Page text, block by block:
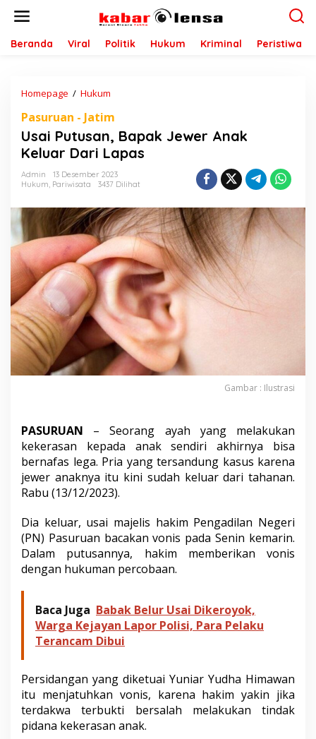
Beranda Viral Politik Hukum Kriminal Peristiwa
Homepage / Hukum
a
P
u
t
u
a
n
,
a
p
a
J
e
w
e
r
A
K
e
l
u
a
r
D
i
L
p
Pasuruan - Jatim
Usai Putusan, Bapak Jewer Anak
Keluar Dari Lapas
Admin
13 Desember 2023
Hukum, Pariwisata 3437 Dilihat
Gambar : Ilustrasi
PASURUAN – Seorang ayah yang melakukan
kekerasan kepada anak sendiri akhirnya bisa
bernafas lega. Pria yang tersandung kasus karena
jewer anaknya itu kini sudah keluar dari tahanan.
Rabu (13/12/2023).
Dia keluar, usai majelis hakim Pengadilan Negeri
(PN) Pasuruan bacakan vonis pada Senin kemarin.
Dalam putusannya, hakim memberikan vonis
dengan hukuman percobaan.
Baca Juga Babak Belur Usai Dikeroyok,
Warga Kejayan Lapor Polisi, Para Pelaku
Terancam Dibui
Persidangan yang diketuai Yuniar Yudha Himawan
itu menjatuhkan vonis, karena hakim yakin jika
terdakwa terbukti bersalah melakukan tindak
pidana kekerasan anak.